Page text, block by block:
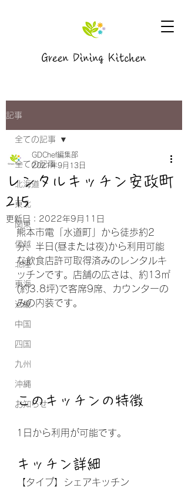
Green Dining Kitchen
記事
全ての記事
北海道
東北
関東
信越
北陸
東海
近畿
中国
四国
九州
沖縄
お知らせ
全ての記事
レンタルキッチン安政町
215
GDChef編集部
2021年9月13日
更新日： 2022年9月11日
熊本市電「水道町」から徒歩約2
分、半日(昼または夜)から利用可能
な飲食店許可取得済みのレンタルキ
ッチンです。店舗の広さは、約13㎡
(約3.8坪)で客席9席、カウンターの
みの内装です。
このキッチンの特徴
1日から利用が可能です。
キッチン詳細
【タイプ】シェアキッチン